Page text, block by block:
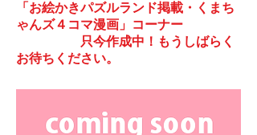
「お絵かきパズルランド掲載・くまち
ゃんズ４コマ漫画」コーナー
只今作成中！もうしばらく
お待ちください。